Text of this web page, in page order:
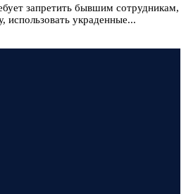
запретить бывшим сотрудникам,
украденные...